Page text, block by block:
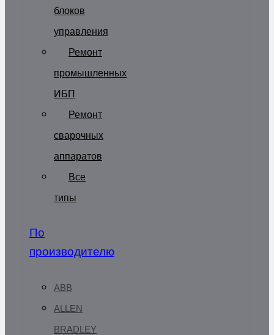
блоков
управления
Ремонт
промышленных
ИБП
Ремонт
сварочных
аппаратов
Все
типы
По
производителю
ABB
ALLEN
BRADLEY